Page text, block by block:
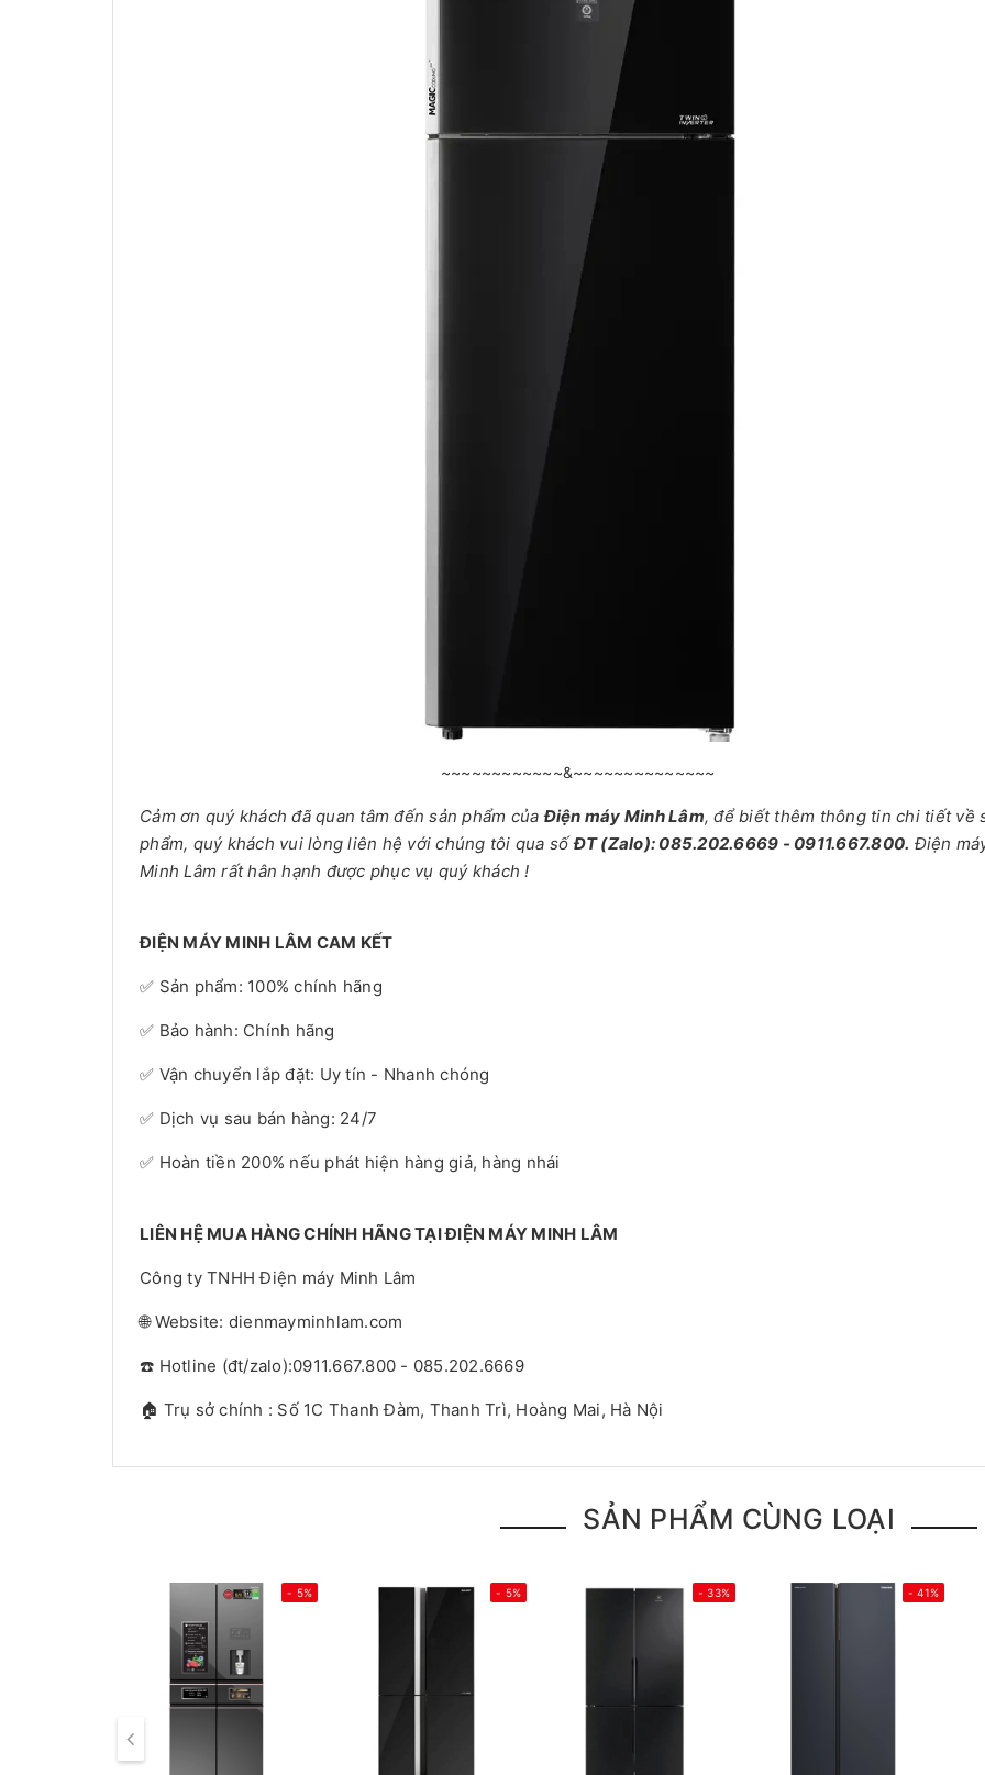
~~~~~~~~~~~~&~~~~~~~~~~~~~~
Cảm ơn quý khách đã quan tâm đến sản phẩm củaĐiện máy Minh Lâm, để biết thêm thông tin chi tiết về
phẩm, quý khách vui lòng liên hệ với chúng tôi qua sốĐT (Zalo): 085.202.6669 - 0911.667.800. Điện
Minh Lâm rất hân hạnh được phục vụ quý khách !
ĐIỆN MÁY MINH LÂM CAM KẾT
✅ Sản phẩm: 100% chính hãng
✅ Bảo hành: Chính hãng
✅ Vận chuyển lắp đặt: Uy tín - Nhanh chóng
✅ Dịch vụ sau bán hàng: 24/7
✅ Hoàn tiền 200% nếu phát hiện hàng giả, hàng nhái
LIÊN HỆ MUA HÀNG CHÍNH HÃNG TẠI ĐIỆN MÁY MINH LÂM
Công ty TNHH Điện máy Minh Lâm
🌐 Website: dienmayminhlam.com
☎️ Hotline (đt/zalo):0911.667.800 - 085.202.6669
🏠 Trụ sở chính : Số 1C Thanh Đàm, Thanh Trì, Hoàng Mai, Hà Nội
SẢN PHẨM CÙNG LOẠI
- 5% - 5% - 33% - 41%